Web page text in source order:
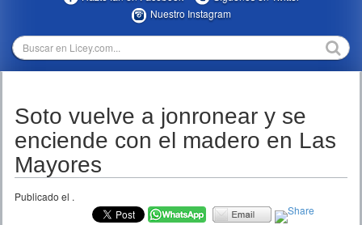
MULTIMEDIA
TEMPORADAS
Nuestro Instagram
Soto vuelve a jonronear y se
enciende con el madero en Las
Mayores
Publicado el .